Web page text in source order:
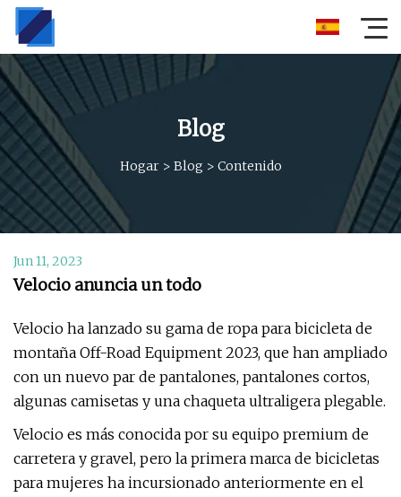
Blog
Hogar> Blog > Contenido
Jun 11, 2023
Velocio anuncia un todo
Velocio ha lanzado su gama de ropa para bicicleta de
montaña Off-Road Equipment 2023, que han ampliado
con un nuevo par de pantalones, pantalones cortos,
algunas camisetas y una chaqueta ultraligera plegable.
Velocio es más conocida por su equipo premium de
carretera y gravel, pero la primera marca de bicicletas
para mujeres ha incursionado anteriormente en el